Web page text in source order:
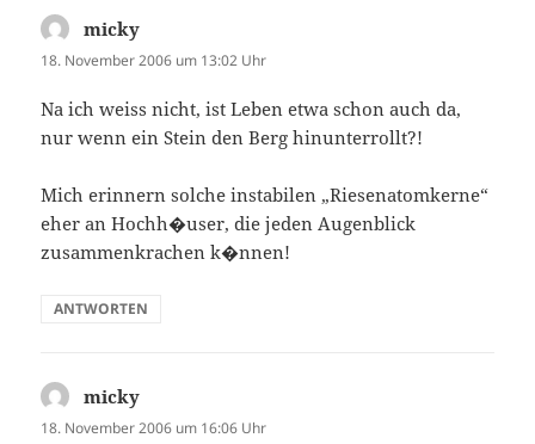
micky
18. November 2006 um 13:02 Uhr
Na ich weiss nicht, ist Leben etwa schon auch da,
nur wenn ein Stein den Berg hinunterrollt?!
Mich erinnern solche instabilen „Riesenatomkerne“
eher an Hochh�user, die jeden Augenblick
zusammenkrachen k�nnen!
ANTWORTEN
micky
18. November 2006 um 16:06 Uhr